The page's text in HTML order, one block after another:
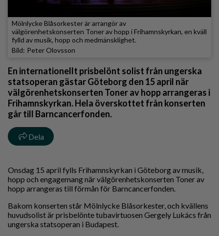
Mölnlycke Blåsorkester är arrangör av
välgörenhetskonserten Toner av hopp i Frihamnskyrkan, en kväll
fylld av musik, hopp och medmänsklighet.
Peter Olovsson
En internationellt prisbelönt solist från ungerska
statsoperan gästar Göteborg den 15 april när
välgörenhetskonserten Toner av hopp arrangeras i
Frihamnskyrkan. Hela överskottet från konserten
går till Barncancerfonden.
Dela
Onsdag 15 april fylls Frihamnskyrkan i Göteborg av musik,
hopp och engagemang när välgörenhetskonserten Toner av
hopp arrangeras till förmån för Barncancerfonden.
Bakom konserten står Mölnlycke Blåsorkester, och kvällens
huvudsolist är prisbelönte tubavirtuosen Gergely Lukács från
ungerska statsoperan i Budapest.